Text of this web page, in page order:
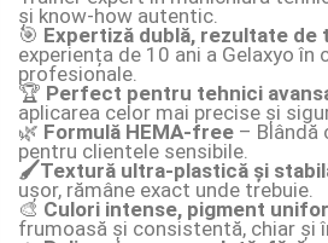
și know-how autentic.
🎯 Expertiză dublă, rezultate de
experiența de 10 ani a Gelaxyo în
profesionale.
🏆 Perfect pentru tehnici
aplicarea celor mai precise și
🌿 Formulă HEMA-free – Blândă
pentru clientele sensibile.
🖌️Textură ultra-plastică și
ușor, rămâne exact unde trebuie.
🎨 Culori intense, pigment
frumoasă și consistentă, chiar și